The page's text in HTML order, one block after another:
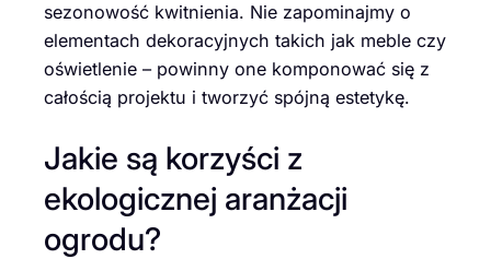
sezonowość kwitnienia. Nie zapominajmy o
elementach dekoracyjnych takich jak meble czy
oświetlenie – powinny one komponować się z
całością projektu i tworzyć spójną estetykę.
Jakie są korzyści z
ekologicznej aranżacji
ogrodu?